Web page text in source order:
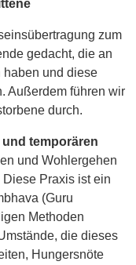
zum
gedacht, die an
und diese
Außerdem führen wir
durch.
temporären
und Wohlergehen
Praxis ist ein
(Guru
Methoden
die dieses
Hungersnöte